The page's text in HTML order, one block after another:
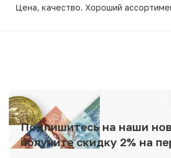
Цена, качество. Хороший
Подпишитесь на наши
получите скидку 2% на